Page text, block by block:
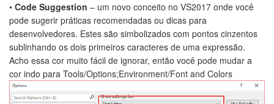
• Code Suggestion – um novo conceito no VS2017 onde você
pode sugerir práticas recomendadas ou dicas para
desenvolvedores. Estes são simbolizados com pontos cinzentos
sublinhando os dois primeiros caracteres de uma expressão.
Acho essa cor muito fácil de ignorar, então você pode mudar a
cor indo para Tools/Options;Environment/Font and Colors